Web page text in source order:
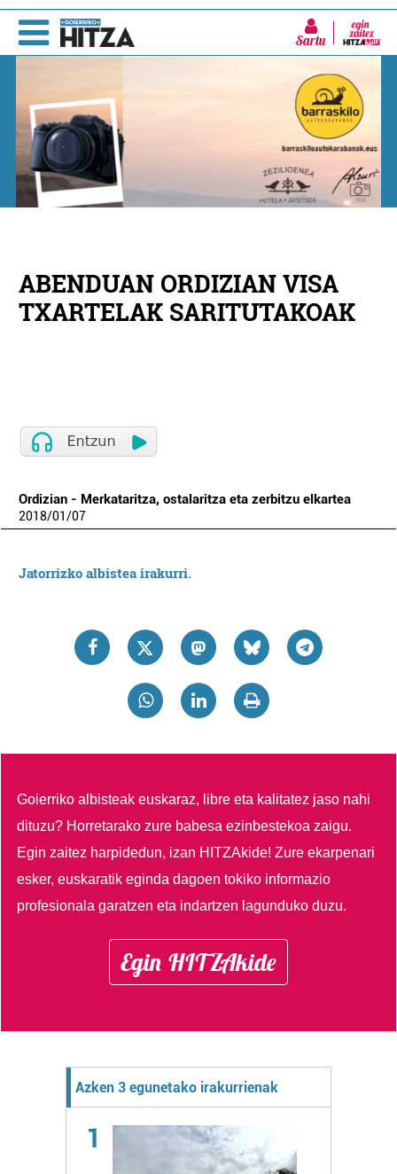
Sartu
ABENDUAN ORDIZIAN VISA
TXARTELAK SARITUTAKOAK
Ordizian - Merkataritza, ostalaritza eta zerbitzu elkartea
2018/01/07
Jatorrizko albistea irakurri.
Goierriko albisteak euskaraz, libre eta kalitatez jaso nahi
dituzu? Horretarako zure babesa ezinbestekoa zaigu.
Egin zaitez harpidedun, izan HITZAkide!Zure ekarpenari
esker, euskaratik eginda dagoen tokiko informazio
profesionala garatzen eta indartzen lagunduko duzu.
Egin HITZAkide
Azken 3 egunetako irakurrienak
1